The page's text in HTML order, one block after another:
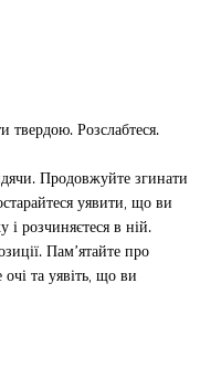
Розслабтеся.
Продовжуйте згинати
уявити, що ви
і розчиняєтеся в ній.
Пам’ятайте про
та уявіть, що ви